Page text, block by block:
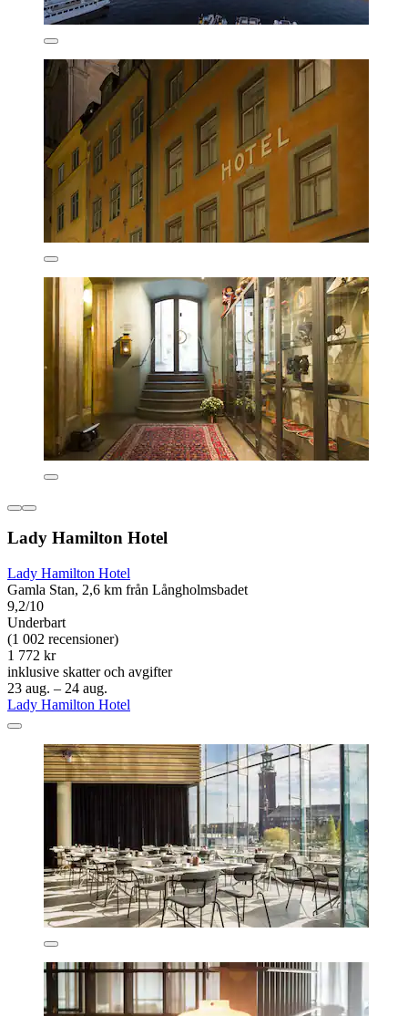
Lady Hamilton Hotel
Lady Hamilton Hotel
Gamla Stan, 2,6 km från Långholmsbadet
9,2/10
Underbart
(1 002 recensioner)
1 772 kr
inklusive skatter och avgifter
23 aug. – 24 aug.
Lady Hamilton Hotel